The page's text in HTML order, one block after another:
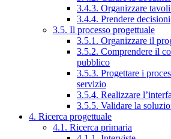
3.4.3. Organizzare
3.4.4. Prendere decisioni
3.5. Il processo progettuale
3.5.1. Organizzare il
3.5.2. Comprendere il
pubblico
3.5.3. Progettare i
servizio
3.5.4. Realizzare
3.5.5. Validare la
4. Ricerca progettuale
4.1. Ricerca primaria